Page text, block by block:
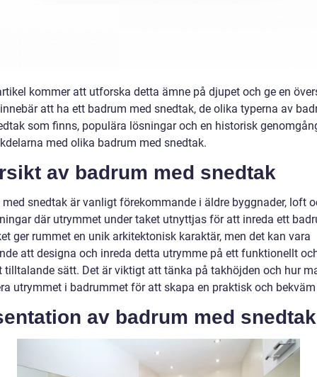
kommer att utforska detta ämne på djupet och ge en
att ha ett badrum med snedtak, de olika typerna av
som finns, populära lösningar och en historisk
med olika badrum med snedtak.
av badrum med snedtak
snedtak är vanligt förekommande i äldre byggnader, loft
där utrymmet under taket utnyttjas för att inreda ett
ger rummet en unik arkitektonisk karaktär, men det kan vara
att designa och inreda detta utrymme på ett funktionellt
tilltalande sätt. Det är viktigt att tänka på takhöjden och hur
utrymmet i badrummet för att skapa en praktisk och
av badrum med snedtak